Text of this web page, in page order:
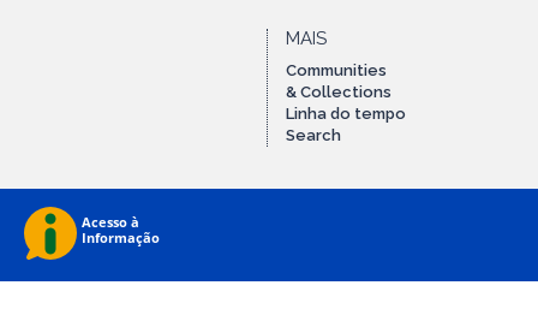
MAIS
Communities
& Collections
Linha do tempo
Search